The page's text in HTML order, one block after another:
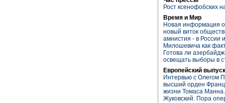
Рост ксенофобских
Время и Мир
Новая информация
новый виток
амнистия - в России
Милошевича как
Готова ли
освещать выборы в
Европейский
Интервью с Олегом
высший орден
жизни Томаса
Жуковский. Пора